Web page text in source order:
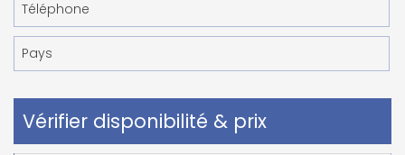
Vérifier disponibilité & prix